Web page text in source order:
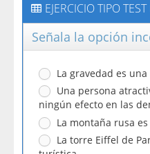
EJERCICIO TIPO
Señala la opción
La gravedad es
Una persona
ningún efecto en las
La montaña rusa
La torre Eiffel de Paris ejerce mucha